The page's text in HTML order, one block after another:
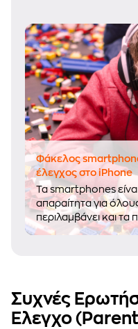
Φάκελος
έλεγχος στο iPhone
Τα smartphones
απαραίτητα για
περιλαμβάνει και τα
δεν σημαίνει, όμως,
Συχνές
Έλεγχο